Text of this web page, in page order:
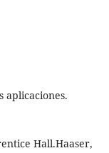
aplicaciones.
Hall.Haaser,